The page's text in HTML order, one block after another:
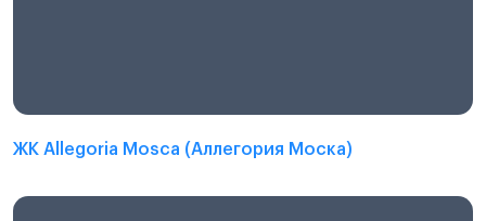
ЖК Allegoria Mosca (Аллегория Моска)